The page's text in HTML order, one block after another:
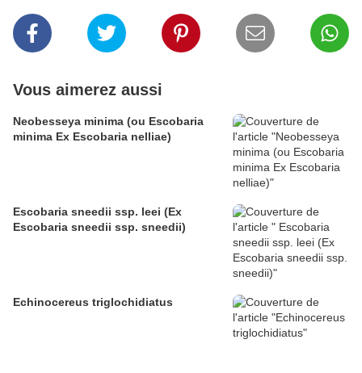
Vous aimerez aussi
Neobesseya minima (ou Escobaria
minima Ex Escobaria nelliae)
Escobaria sneedii ssp. leei (Ex
Escobaria sneedii ssp. sneedii)
Echinocereus triglochidiatus